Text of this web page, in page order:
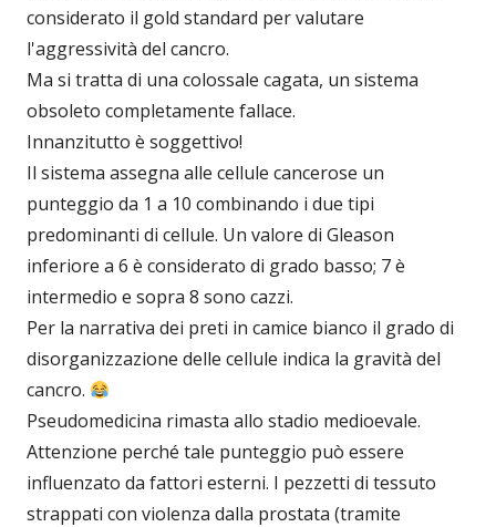
considerato il gold standard per valutare
l'aggressività del cancro.
Ma si tratta di una colossale cagata, un sistema
obsoleto completamente fallace.
Innanzitutto è soggettivo!
Il sistema assegna alle cellule cancerose un
punteggio da 1 a 10 combinando i due tipi
predominanti di cellule. Un valore di Gleason
inferiore a 6 è considerato di grado basso; 7 è
intermedio e sopra 8 sono cazzi.
Per la narrativa dei preti in camice bianco il grado di
disorganizzazione delle cellule indica la gravità del
cancro.
Pseudomedicina rimasta allo stadio medioevale.
Attenzione perché tale punteggio può essere
influenzato da fattori esterni. I pezzetti di tessuto
strappati con violenza dalla prostata (tramite